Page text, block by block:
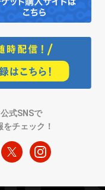
式SNSで
をチェック！